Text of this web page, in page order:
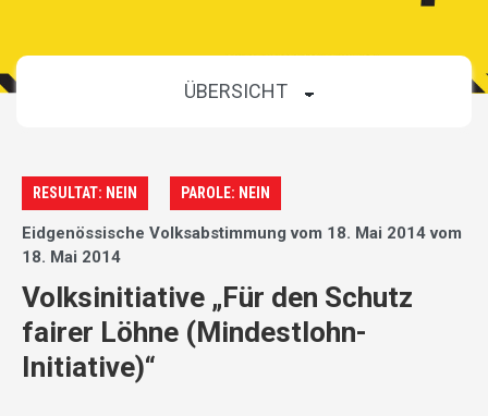
RESULTAT: NEIN PAROLE: NEIN
Eidgenössische Volksabstimmung vom 18. Mai 2014 vom
18. Mai 2014
Volksinitiative „Für den Schutz
fairer Löhne (Mindestlohn-
Initiative)“